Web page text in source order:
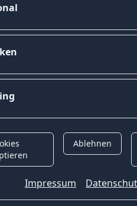
Ablehnen
Impressum
Gender-Hinweis